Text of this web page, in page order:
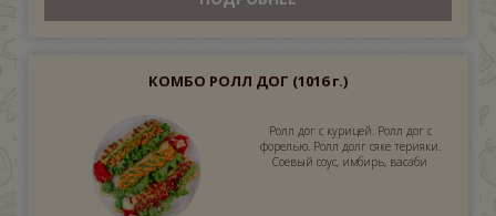
КОМБО РОЛЛ ДОГ (1016 г.)
Ролл дог с курицей. Ролл дог с
форелью. Ролл долг сяке терияки.
Соевый соус, имбирь, васаби